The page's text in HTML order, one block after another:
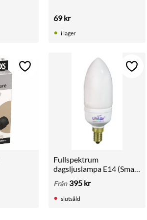
69kr
i lager
Lägg till i favoriter
Fullspektrum
dagsljuslampa E14 (Smal
Från 395 kr
slutsåld